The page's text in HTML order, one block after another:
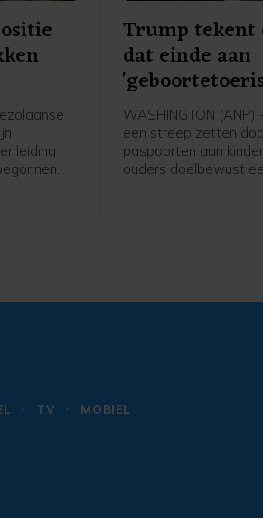
leiding
Trump tekent
dat einde aan
maken
WASHINGTON (ANP)
een streep zetten
paspoorten aan
ouders doelbewust
TV
MOBIEL